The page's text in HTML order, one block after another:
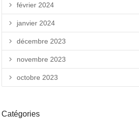
février 2024
janvier 2024
décembre 2023
novembre 2023
octobre 2023
Catégories